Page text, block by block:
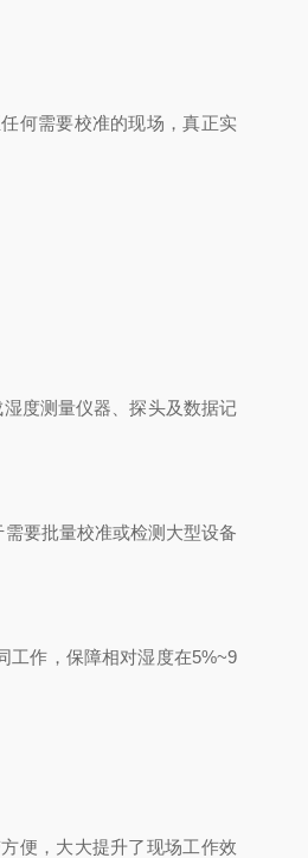
何需要校准的现场，真正实
度测量仪器、探头及数据记
要批量校准或检测大型设备
工作，保障相对湿度在5%~9
便，大大提升了现场工作效